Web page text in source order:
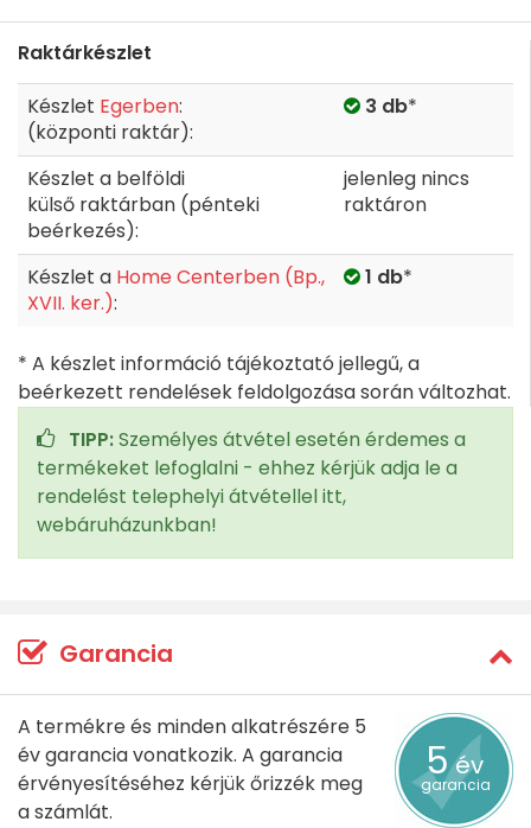
Raktárkészlet
Készlet Egerben:
(központi raktár):
3 db*
Készlet a belföldi
külső raktárban (pénteki
beérkezés):
jelenleg nincs
raktáron
Készlet a Home Centerben (Bp.,
XVII. ker.):
1 db*
* A készlet információ tájékoztató jellegű, a
beérkezett rendelések feldolgozása során változhat.
TIPP:Személyes átvétel esetén érdemes a
termékeket lefoglalni - ehhez kérjük adja le a
rendelést telephelyi átvétellel itt,
webáruházunkban!
Garancia
5év
garancia
A termékre és minden alkatrészére 5
év garancia vonatkozik. A garancia
érvényesítéséhez kérjük őrizzék meg
a számlát.